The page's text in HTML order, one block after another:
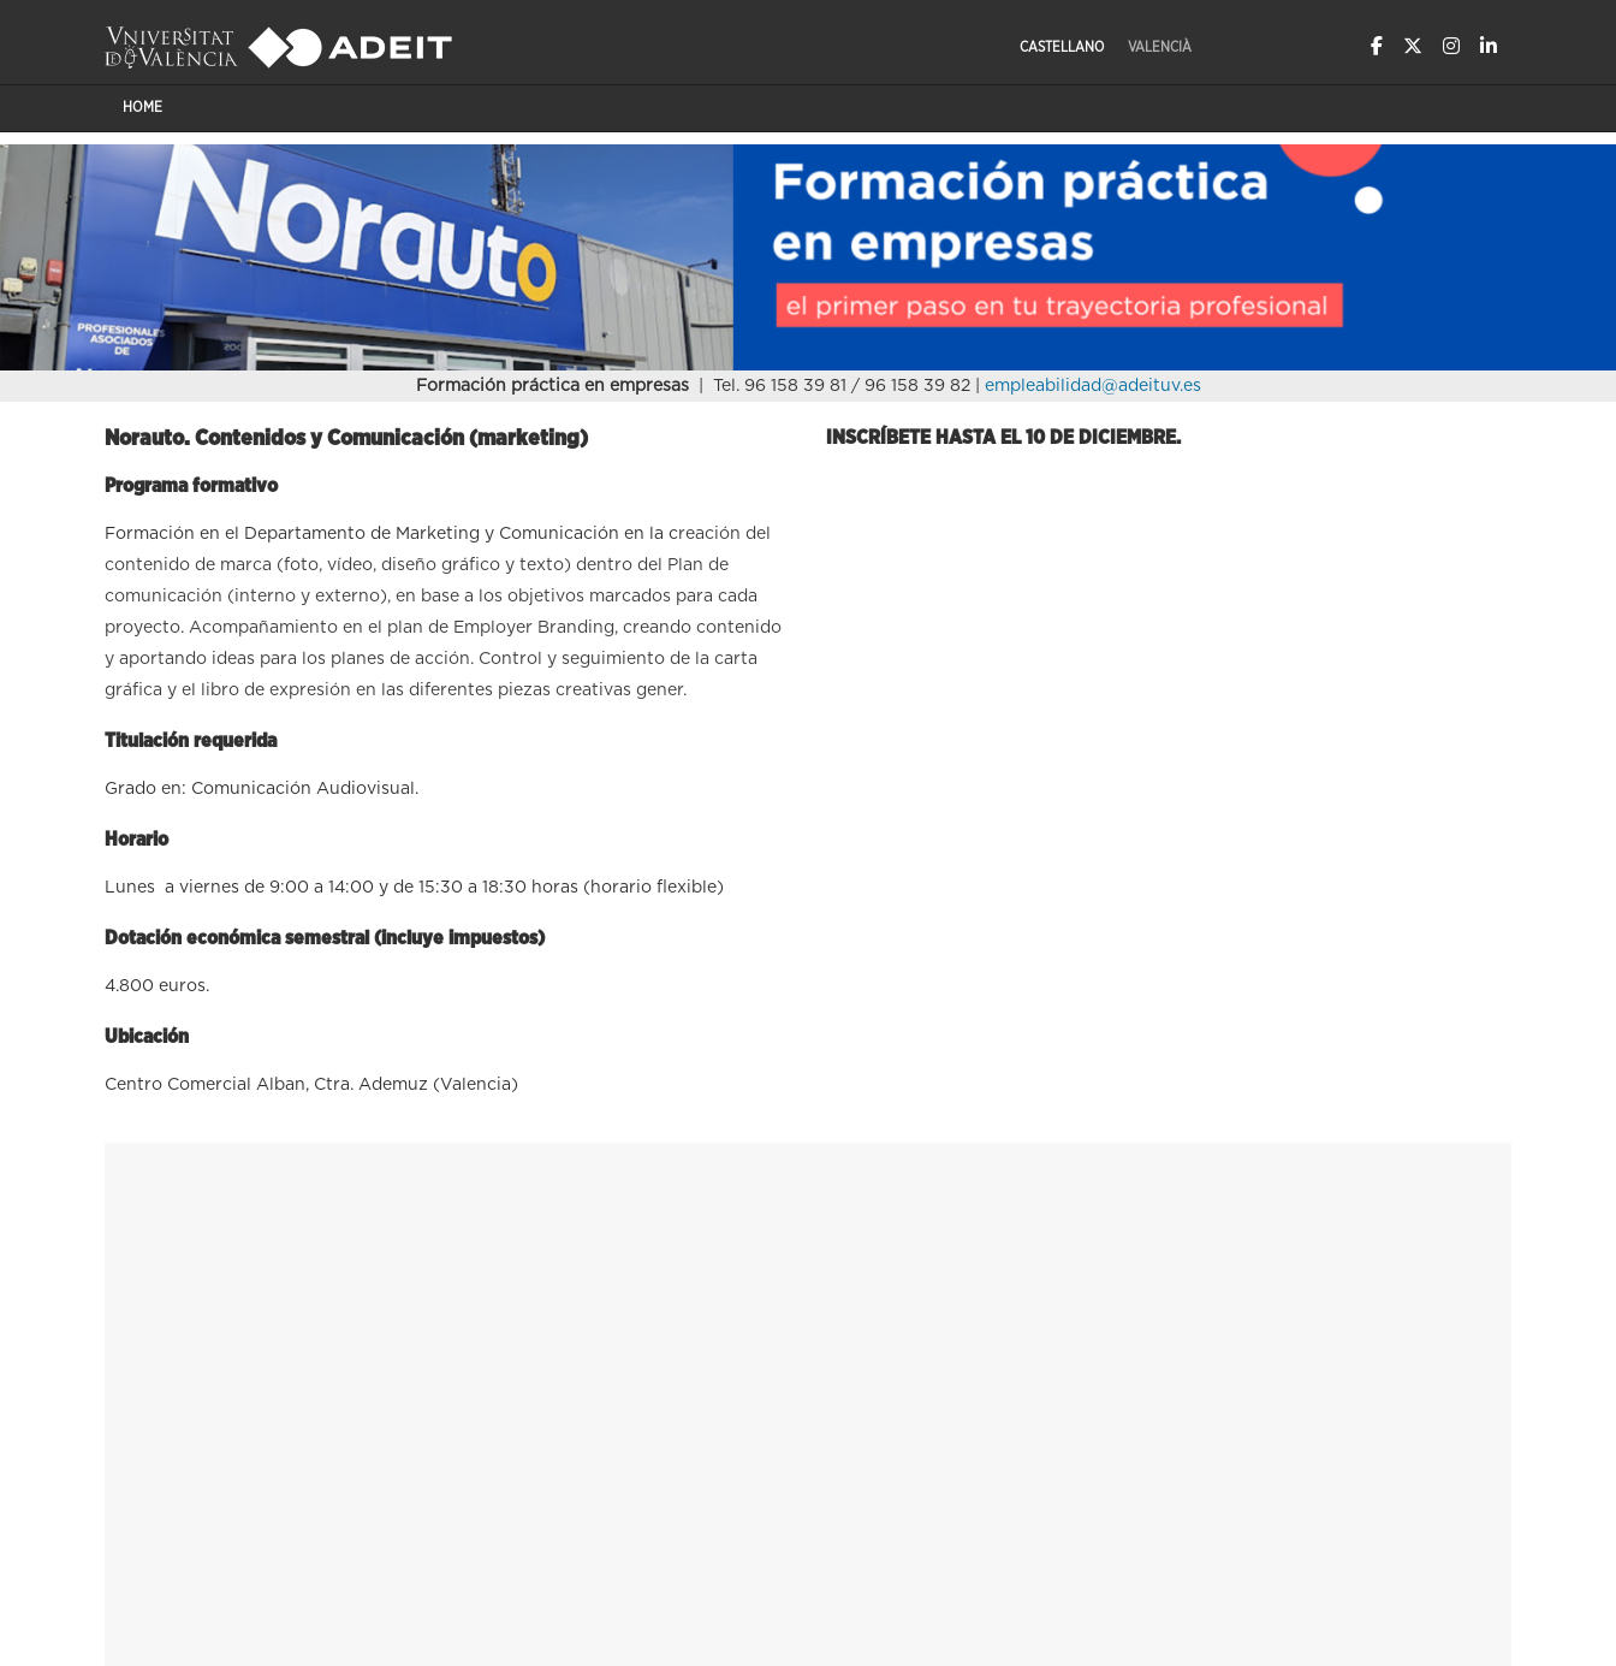
CASTELLANO VALENCIÀ
HOME
Formación práctica en empresas | Tel. 96 158 39 81 / 96 158 39 82 | empleabilidad@adeituv.es
Norauto. Contenidos y Comunicación (marketing)
Programa formativo
Formación en el Departamento de Marketing y Comunicación en la creación del
contenido de marca (foto, vídeo, diseño gráfico y texto) dentro del Plan de
comunicación (interno y externo), en base a los objetivos marcados para cada
proyecto. Acompañamiento en el plan de Employer Branding, creando contenido
y aportando ideas para los planes de acción. Control y seguimiento de la carta
gráfica y el libro de expresión en las diferentes piezas creativas gener.
Titulación requerida
Grado en: Comunicación Audiovisual.
Horario
Lunes a viernes de 9:00 a 14:00 y de 15:30 a 18:30 horas (horario flexible)
Dotación económica semestral (incluye impuestos)
4.800 euros.
Ubicación
Centro Comercial Alban, Ctra. Ademuz (Valencia)
INSCRÍBETE HASTA EL 10 DE DICIEMBRE.